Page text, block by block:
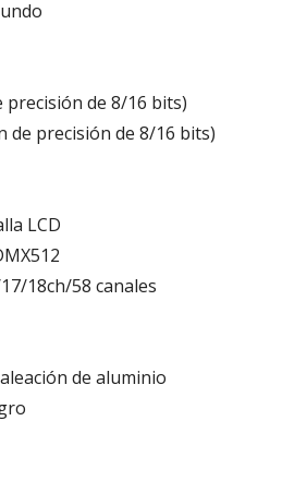
precisión de 8/16 bits)
de precisión de 8/16 bits)
LCD
18ch/58 canales
de aluminio